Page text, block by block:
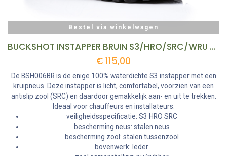
Bestel via winkelwagen
BUCKSHOT INSTAPPER BRUIN S3/HRO/SRC/WRU MT 44 REF:BSH006BR-44 BUCKBOOTZ
€115,00
De BSH006BR is de enige 100% waterdichte S3 instapper met een
kruipneus. Deze instapper is licht, comfortabel, voorzien van een
antislip zool (SRC) en daardoor gemakkelijk aan- en uit te trekken.
Ideaal voor chauffeurs en installateurs.
veiligheidsspecificatie: S3 HRO SRC
bescherming neus: stalen neus
bescherming zool: stalen tussenzool
bovenwerk: leder